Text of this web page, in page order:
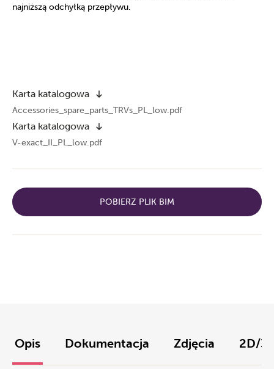
najniższą odchyłką przepływu.
Karta katalogowa
Accessories_spare_parts_TRVs_PL_low.pdf
Karta katalogowa
V-exact_II_PL_low.pdf
POBIERZ PLIK BIM
Opis Dokumentacja Zdjęcia 2D/